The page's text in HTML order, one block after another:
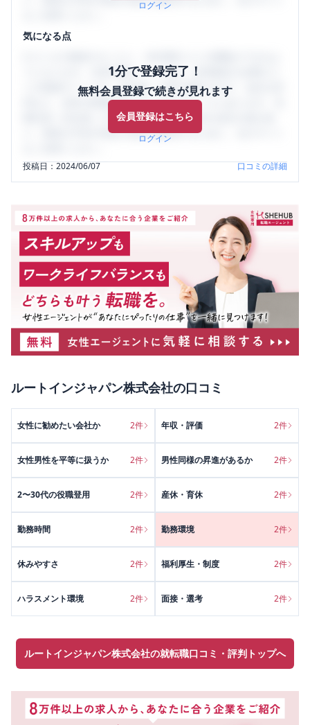
ログイン
気になる点
1分で登録完了！
無料会員登録で続きが見れます
会員登録はこちら
ログイン
うになります。SHEHUB(シーハブ)は、女性限定の企業口コ
ミの投稿サイトです。給与面・女性の働きやすさ・会社の評
判など、女性の転職は気にすべき点がたくさんあります。先
輩社員（元社員）の口コミを通して、本当の会社の姿を知
り、将来の不安や現在の悩みを解消するために、ぜひサイト
投稿日：2024/06/07 口コミの詳細
ルートインジャパン株式会社の口コミ
女性に勧めたい会社か 2件 年収・評価 2件
女性男性を平等に扱うか 2件 男性同様の昇進があるか 2件
2〜30代の役職登用 2件 産休・育休 2件
勤務時間 2件 勤務環境 2件
休みやすさ 2件 福利厚生・制度 2件
ハラスメント環境 2件 面接・選考 2件
ルートインジャパン株式会社の就転職口コミ・評判トップへ